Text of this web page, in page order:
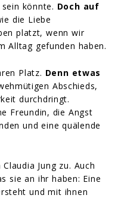
könnte. Doch auf
die Liebe
platzt, wenn wir
Alltag gefunden haben.
Platz. Denn etwas
Abschieds,
durchdringt.
Freundin, die Angst
und eine quälende
Jung zu. Auch
sie an ihr haben: Eine
und mit ihnen